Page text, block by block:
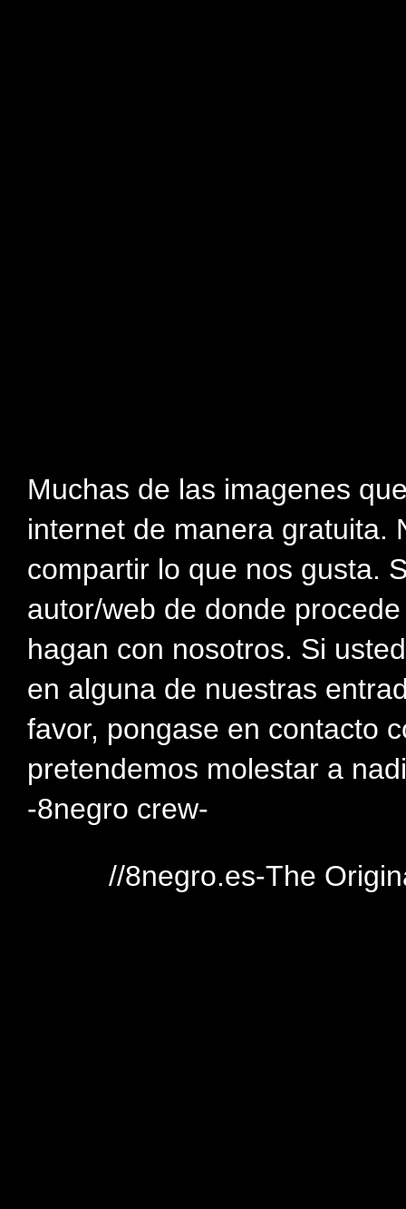
Muchas de las imagenes
internet de manera gratuita.
compartir lo que nos gusta.
autor/web de donde
hagan con nosotros. Si
en alguna de nuestras
favor, pongase en contacto
pretendemos molestar a
-8negro crew-
//8negro.es-The